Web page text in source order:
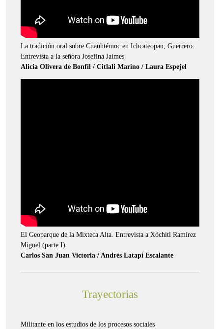
La tradición oral sobre Cuauhtémoc en Ichcateopan, Guerrero.
Entrevista a la señora Josefina Jaimes
Alicia Olivera de Bonfil / Citlali Marino / Laura Espejel
El Geoparque de la Mixteca Alta. Entrevista a Xóchitl Ramírez
Miguel (parte I)
Carlos San Juan Victoria / Andrés Latapí Escalante
Trayectorias
Militante en los estudios de los procesos sociales